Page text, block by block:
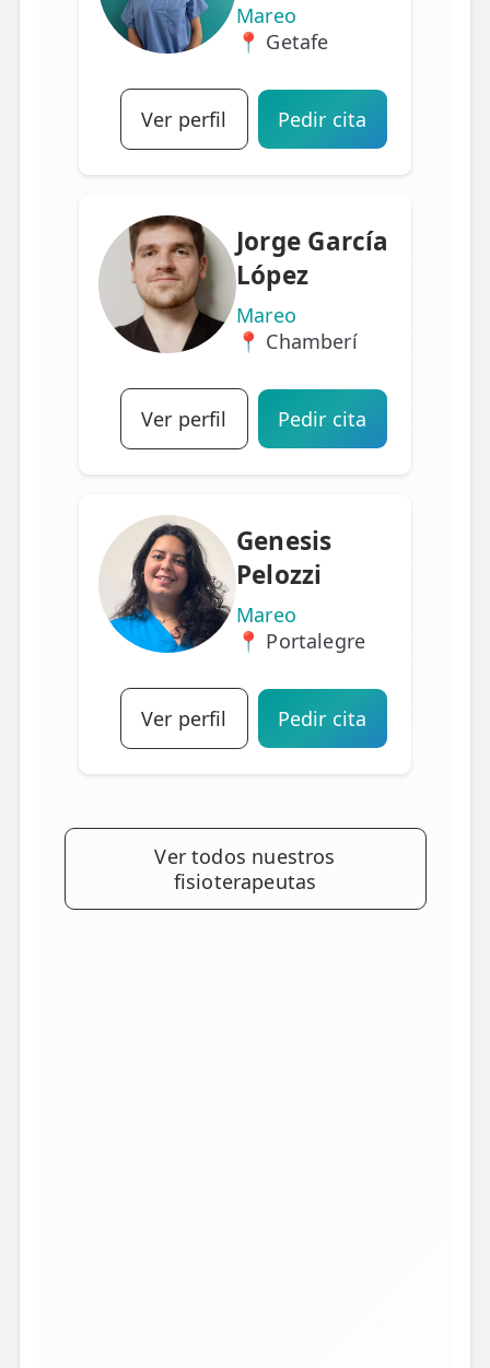
Mareo
📍 Getafe
Ver perfil Pedir cita
Jorge García
López
Mareo
📍 Chamberí
Ver perfil Pedir cita
Genesis
Pelozzi
Mareo
📍 Portalegre
Ver perfil Pedir cita
Ver todos nuestros
fisioterapeutas